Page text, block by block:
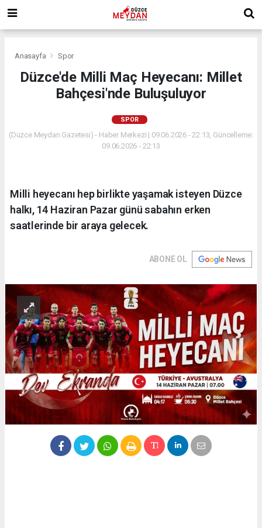
Anasayfa Spor
Düzce'de Milli Maç Heyecanı: Millet
Bahçesi'nde Buluşuluyor
SPOR
(Düzce Meydan Gazetesi) - Haber Merkezi | 09.06.2026 - 22:13, Güncelleme:
09.06.2026 - 22:13
Milli heyecanı hep birlikte yaşamak isteyen Düzce
halkı, 14 Haziran Pazar günü sabahın erken
saatlerinde bir araya gelecek.
ABONE OL